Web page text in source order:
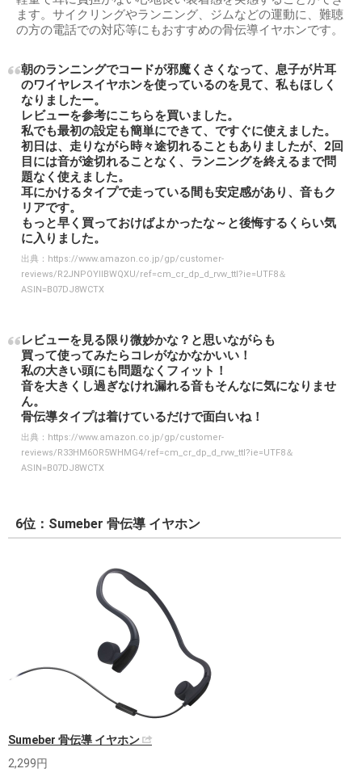
ます。サイクリングやランニング、ジムなどの運動に、難聴
の方の電話での対応等にもおすすめの骨伝導イヤホンです。
朝のランニングでコードが邪魔くさくなって、息子が片耳
のワイヤレスイヤホンを使っているのを見て、私もほしく
なりましたー。
レビューを参考にこちらを買いました。
私でも最初の設定も簡単にできて、ですぐに使えました。
初日は、走りながら時々途切れることもありましたが、2回
目には音が途切れることなく、ランニングを終えるまで問
題なく使えました。
耳にかけるタイプで走っている間も安定感があり、音もク
リアです。
もっと早く買っておけばよかったな～と後悔するくらい気
に入りました。
出典： https://www.amazon.co.jp/gp/customer-
reviews/R2JNPOYIIBWQXU/ref=cm_cr_dp_d_rvw_ttl?ie=UTF8＆
ASIN=B07DJ8WCTX
レビューを見る限り微妙かな？と思いながらも
買って使ってみたらコレがなかなかいい！
私の大きい頭にも問題なくフィット！
音を大きくし過ぎなけれ漏れる音もそんなに気になりませ
ん。
骨伝導タイプは着けているだけで面白いね！
出典： https://www.amazon.co.jp/gp/customer-
reviews/R33HM6OR5WHMG4/ref=cm_cr_dp_d_rvw_ttl?ie=UTF8＆
ASIN=B07DJ8WCTX
6位：Sumeber 骨伝導 イヤホン
Sumeber 骨伝導 イヤホン
2,299円